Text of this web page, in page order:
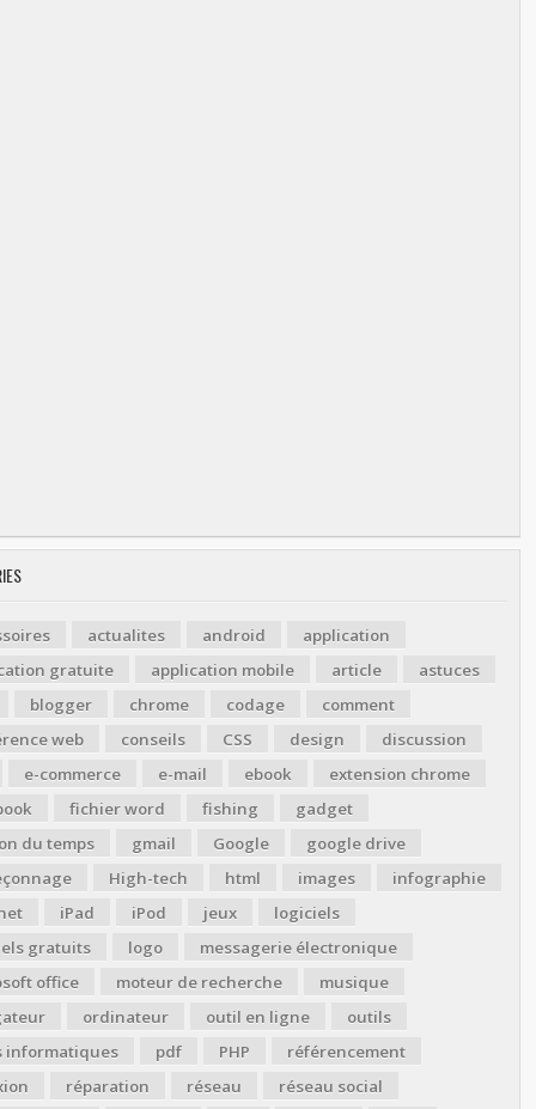
actualites android
application
gratuite
application mobile article
astuces
blogger
chrome codage
comment
web
conseils CSS design
discussion
e-commerce
e-mail ebook
extension chrome
fichier word fishing
gadget
du temps
gmail Google
google drive
High-tech html images
infographie
iPad iPod jeux
logiciels
gratuits
logo
messagerie électronique
office
moteur de recherche
musique
ordinateur outil en ligne
outils
informatiques
pdf PHP
référencement
réparation réseau
réseau social